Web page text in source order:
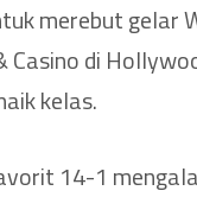
merebut gelar
Casino di
kelas.
14-1